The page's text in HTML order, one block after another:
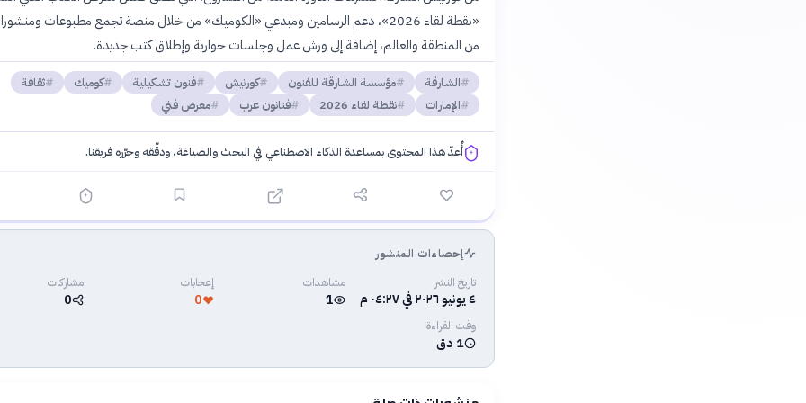
«نقطة لقاء 2026»، دعم الرسامين ومبدعي «الكوميك» من خلال منصة تجمع مطبوعات
من المنطقة والعالم، إضافة إلى ورش عمل وجلسات حوارية وإطلاق كتب جديدة.
الشارقة مؤسسة الشارقة للفنون كورنيش فنون تشكيلية كوميك
ثقافة
الإمارات
نقطة لقاء 2026 فنانون عرب معرض فني
أُعدّ هذا المحتوى بمساعدة الذكاء الاصطناعي في البحث والصياغة، ودقّقه وحرّره فريقنا.
إحصاءات المنشور
تاريخ النشر
٤ يونيو ٢٠٢٦ في ٠٤:٢٧ م
مشاهدات
1
إعجابات
0
مشاركات
0
وقت القراءة
1 دق